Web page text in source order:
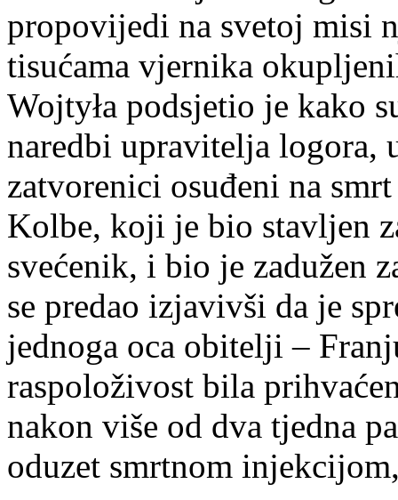
propovijedi na svetoj misi
tisućama vjernika
Wojtyła podsjetio je kako
naredbi upravitelja logora,
zatvorenici osuđeni na
Kolbe, koji je bio stavljen
svećenik, i bio je zadužen
se predao izjavivši da je
jednoga oca obitelji –
raspoloživost bila
nakon više od dva tjedna
oduzet smrtnom